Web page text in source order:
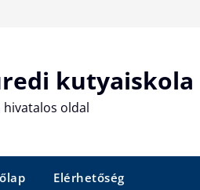
kutyaiskola
hivatalos oldal
Elérhetőség